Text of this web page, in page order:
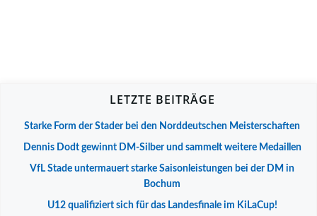
LETZTE BEITRÄGE
Starke Form der Stader bei den Norddeutschen Meisterschaften
Dennis Dodt gewinnt DM-Silber und sammelt weitere Medaillen
VfL Stade untermauert starke Saisonleistungen bei der DM in
Bochum
U12 qualifiziert sich für das Landesfinale im KiLaCup!